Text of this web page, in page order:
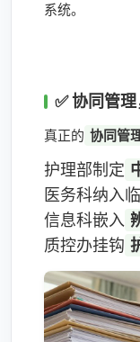
系统。
✅ 协同管
真正的 协同管
护理部制定
医务科纳入
信息科嵌入
质控办挂钩